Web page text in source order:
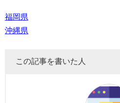
福岡県
沖縄県
この記事を書いた人